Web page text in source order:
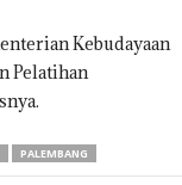
Kebudayaan
Pelatihan
PALEMBANG